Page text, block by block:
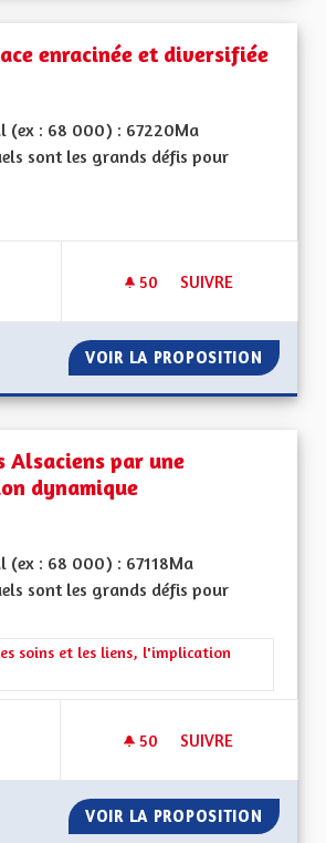
enracinée et diversifiée
(ex : 68 000) : 67220Ma
sont les grands défis pour
de la catégorie : Autres
50 50 ABONNÉS
SUIVRE
VOIR LA PROPOSITION POUR
Alsaciens par une
dynamique
(ex : 68 000) : 67118Ma
sont les grands défis pour
de la catégorie : Les solidarités, les soins
soins et les liens, l'implication
50 50 ABONNÉS
SUIVRE
VOIR LA PROPOSITION